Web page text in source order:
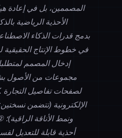
المصممين، بل في إعادة
الأحذية الرياضية
في خطوط الإنتاج الحقيقية
إدخال المصمم
مجموعات من الأصول
الإلكترونية (تتضمن
ونمط الأناقة
أحذية قابلة للتعديل